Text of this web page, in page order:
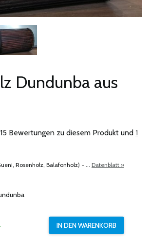
Dundunba aus
15 Bewertungen zu diesem Produkt und 1
Rosenholz, Balafonholz) - ... Datenblatt »